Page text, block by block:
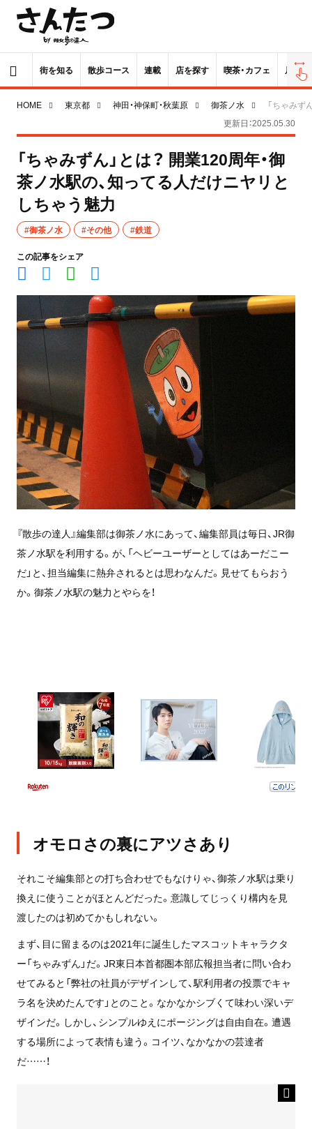
街を知る 散歩コース 連載 店を探す 喫茶・カフェ 居酒屋
HOME 東京都 神田・神保町・秋葉原 御茶ノ水
「ちゃみず
更新日：2025.05.30
「ちゃみずん」とは？ 開業120周年・御
茶ノ水駅の、知ってる人だけニヤリと
しちゃう魅力
#御茶ノ水 #その他 #鉄道
この記事をシェア
『散歩の達人』編集部は御茶ノ水にあって、編集部員は毎日、JR御
茶ノ水駅を利用する。が、「ヘビーユーザーとしてはあーだこー
だ」と、担当編集に熱弁されるとは思わなんだ。見せてもらおう
か。御茶ノ水駅の魅力とやらを！
オモロさの裏にアツさあり
それこそ編集部との打ち合わせでもなけりゃ、御茶ノ水駅は乗り
換えに使うことがほとんどだった。意識してじっくり構内を見
渡したのは初めてかもしれない。
まず、目に留まるのは2021年に誕生したマスコットキャラクタ
ー「ちゃみずん」だ。JR東日本首都圏本部広報担当者に問い合わ
せてみると「弊社の社員がデザインして、駅利用者の投票でキャ
ラ名を決めたんです」とのこと。なかなかシブくて味わい深いデ
ザインだ。しかし、シンプルゆえにポージングは自由自在。遭遇
する場所によって表情も違う。コイツ、なかなかの芸達者
だ……！